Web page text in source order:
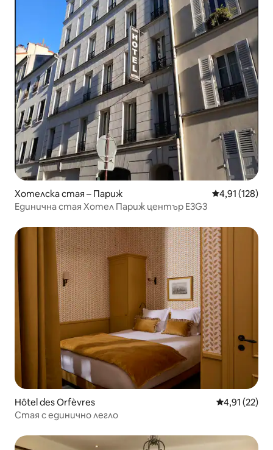
Хотелска стая – Париж Средна
4,91 (128)
Единична стая Хотел Париж център E3G3
Hôtel des Orfèvres Средна
4,91 (22)
Стая с единично легло